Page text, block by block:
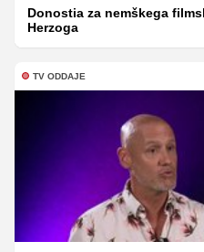
Donostia za nemškega
Herzoga
TV ODDAJE